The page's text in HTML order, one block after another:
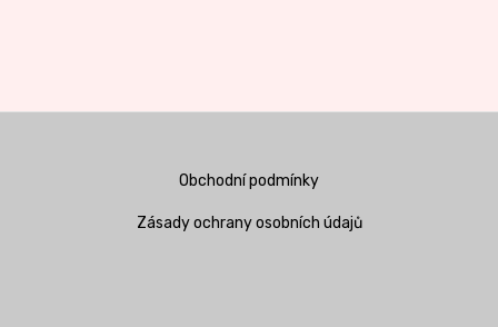
Obchodní podmínky
Zásady ochrany osobních údajů